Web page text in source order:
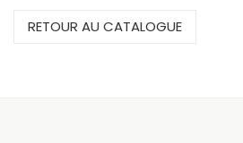
RETOUR AU CATALOGUE